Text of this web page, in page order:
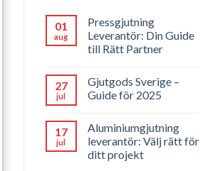
01
aug
Pressgjutning
Leverantör: Din Guide
till Rätt Partner
27
jul
Gjutgods Sverige –
Guide för 2025
17
jul
Aluminiumgjutning
leverantör: Välj rätt för
ditt projekt